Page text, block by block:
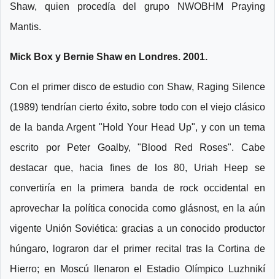
Shaw, quien procedía del grupo NWOBHM Praying
Mantis.
Mick Box y Bernie Shaw en Londres. 2001.
Con el primer disco de estudio con Shaw, Raging Silence
(1989) tendrían cierto éxito, sobre todo con el viejo clásico
de la banda Argent "Hold Your Head Up", y con un tema
escrito por Peter Goalby, "Blood Red Roses". Cabe
destacar que, hacia fines de los 80, Uriah Heep se
convertiría en la primera banda de rock occidental en
aprovechar la política conocida como glásnost, en la aún
vigente Unión Soviética: gracias a un conocido productor
húngaro, lograron dar el primer recital tras la Cortina de
Hierro; en Moscú llenaron el Estadio Olímpico Luzhnikí